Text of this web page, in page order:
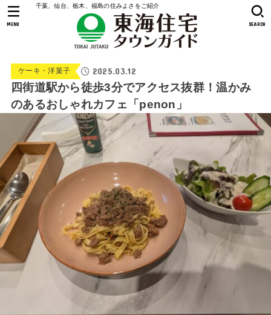
千葉、仙台、栃木、福島の住みよさをご紹介
SEARCH
MENU
ケーキ・洋菓子 2025.03.12
四街道駅から徒歩3分でアクセス抜群！温かみ
のあるおしゃれカフェ「penon」